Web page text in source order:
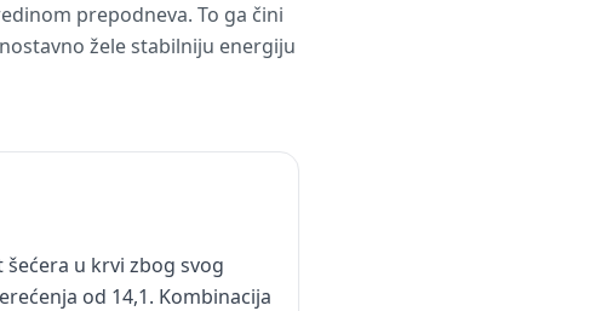
prepodneva. To ga čini
žele stabilniju energiju
u krvi zbog svog
od 14,1. Kombinacija